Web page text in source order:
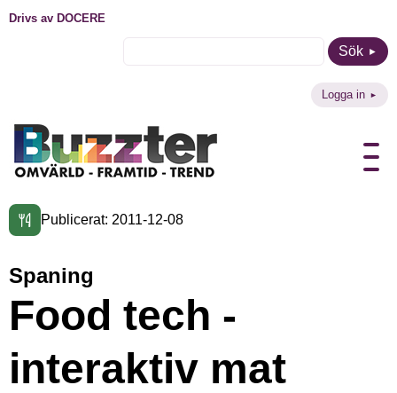
Drivs av DOCERE
Sök
Logga in
Publicerat: 2011-12-08
Spaning
Food tech -
interaktiv mat